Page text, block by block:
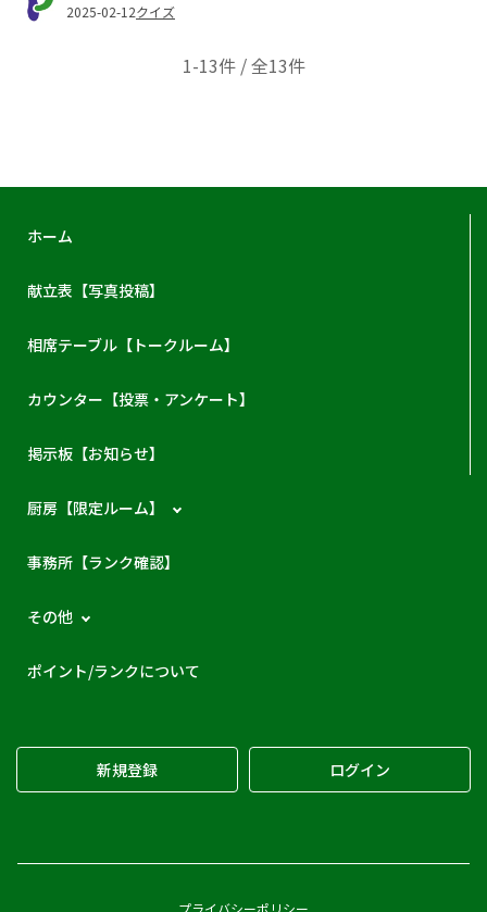
2025-02-12クイズ
1-13件 / 全13件
ホーム
献立表【写真投稿】
相席テーブル【トークルーム】
カウンター【投票・アンケート】
掲示板【お知らせ】
厨房【限定ルーム】
事務所【ランク確認】
その他
ポイント/ランクについて
新規登録 ログイン
プライバシーポリシー